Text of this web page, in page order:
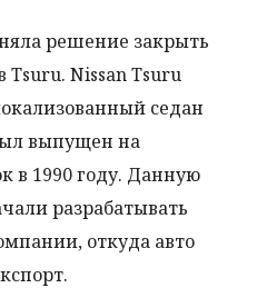
решение закрыть
Tsuru. Nissan Tsuru
седан
выпущен на
в 1990 году. Данную
разрабатывать
откуда авто